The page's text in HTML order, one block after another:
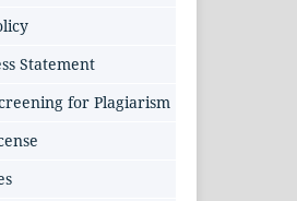
Statement
for Plagiarism